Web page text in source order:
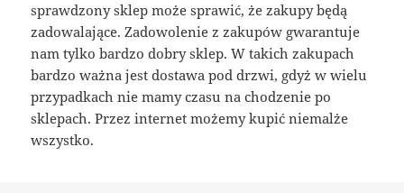
sprawdzony sklep może sprawić, że zakupy będą
zadowalające. Zadowolenie z zakupów gwarantuje
nam tylko bardzo dobry sklep. W takich zakupach
bardzo ważna jest dostawa pod drzwi, gdyż w wielu
przypadkach nie mamy czasu na chodzenie po
sklepach. Przez internet możemy kupić niemalże
wszystko.